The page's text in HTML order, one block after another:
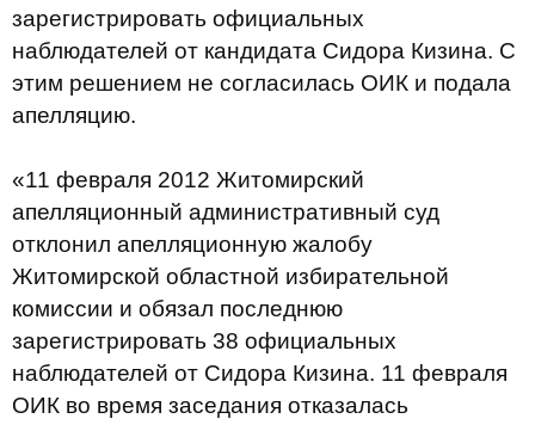
зарегистрировать официальных
наблюдателей от кандидата Сидора Кизина. С
этим решением не согласилась ОИК и подала
апелляцию.
«11 февраля 2012 Житомирский
апелляционный административный суд
отклонил апелляционную жалобу
Житомирской областной избирательной
комиссии и обязал последнюю
зарегистрировать 38 официальных
наблюдателей от Сидора Кизина. 11 февраля
ОИК во время заседания отказалась